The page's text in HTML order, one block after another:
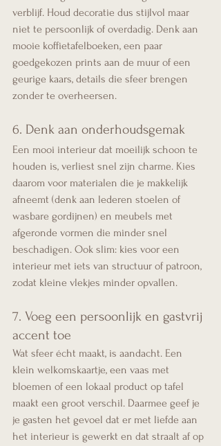
verblijf. Houd decoratie dus stijlvol maar
niet te persoonlijk of overdadig. Denk aan
mooie koffietafelboeken, een paar
goedgekozen prints aan de muur of een
geurige kaars, details die sfeer brengen
zonder te overheersen.
6. Denk aan onderhoudsgemak
Een mooi interieur dat moeilijk schoon te
houden is, verliest snel zijn charme. Kies
daarom voor materialen die je makkelijk
afneemt (denk aan lederen stoelen of
wasbare gordijnen) en meubels met
afgeronde vormen die minder snel
beschadigen. Ook slim: kies voor een
interieur met iets van structuur of patroon,
zodat kleine vlekjes minder opvallen.
7. Voeg een persoonlijk en gastvrij
accent toe
Wat sfeer écht maakt, is aandacht. Een
klein welkomskaartje, een vaas met
bloemen of een lokaal product op tafel
maakt een groot verschil. Daarmee geef je
je gasten het gevoel dat er met liefde aan
het interieur is gewerkt en dat straalt af op